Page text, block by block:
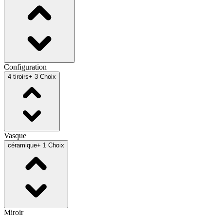
Configuration
4 tiroirs+ 3 Choix
Vasque
céramique+ 1 Choix
Miroir